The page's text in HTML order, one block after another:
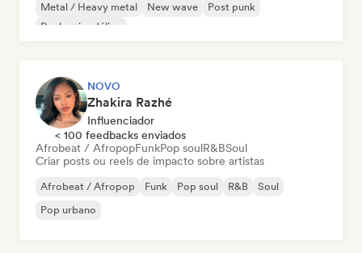
Metal / Heavy metal
New wave
Post punk
Rock psicodélico
NOVO
Zhakira Razhé
Influenciador
< 100 feedbacks enviados
Afrobeat / AfropopFunkPop soulR&BSoul
Criar posts ou reels de impacto sobre artistas
Afrobeat / Afropop Funk Pop soul R&B
Soul
Pop urbano